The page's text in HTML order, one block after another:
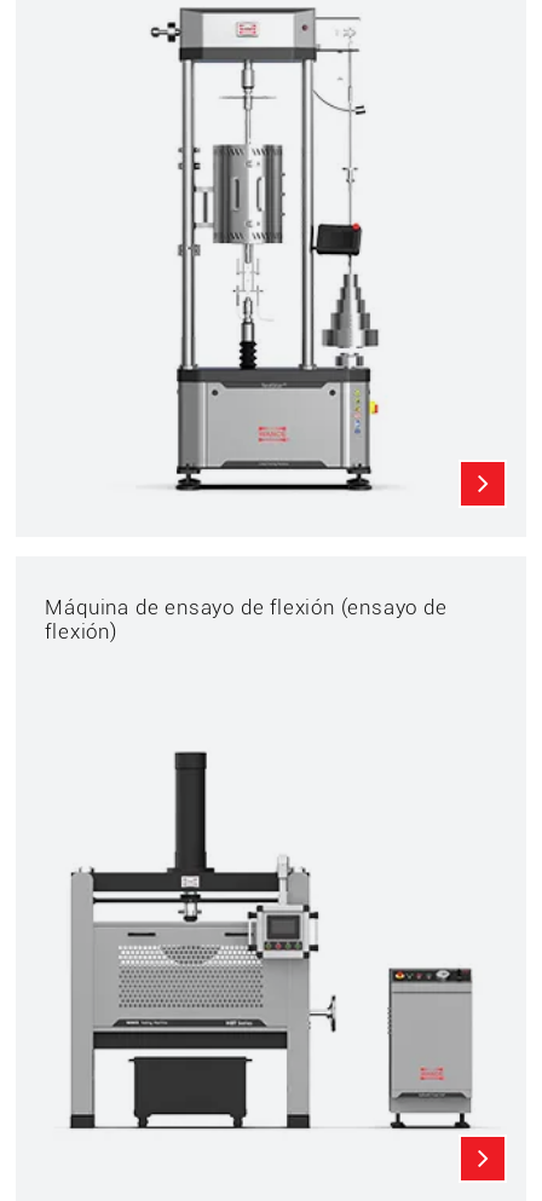
Máquina de ensayo de flexión (ensayo de
flexión)